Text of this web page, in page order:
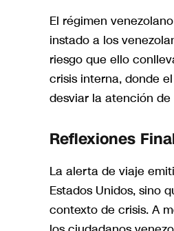
El régimen
instado a los
riesgo que ello
crisis interna, donde
desviar la atención
Reflexiones
La alerta de viaje
Estados Unidos, sino
contexto de crisis. A